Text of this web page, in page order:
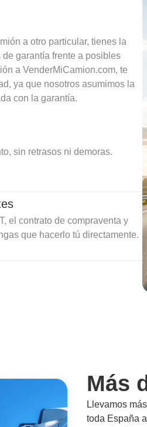
a otro particular, tienes la
garantía frente a posibles
a VenderMiCamion.com, te
ya que nosotros asumimos la
con la garantía.
sin retrasos ni demoras.
el contrato de compraventa y
que hacerlo tú directamente.
Más
Llevamos
toda España